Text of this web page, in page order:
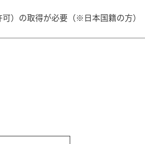
）の取得が必要（※日本国籍の方）